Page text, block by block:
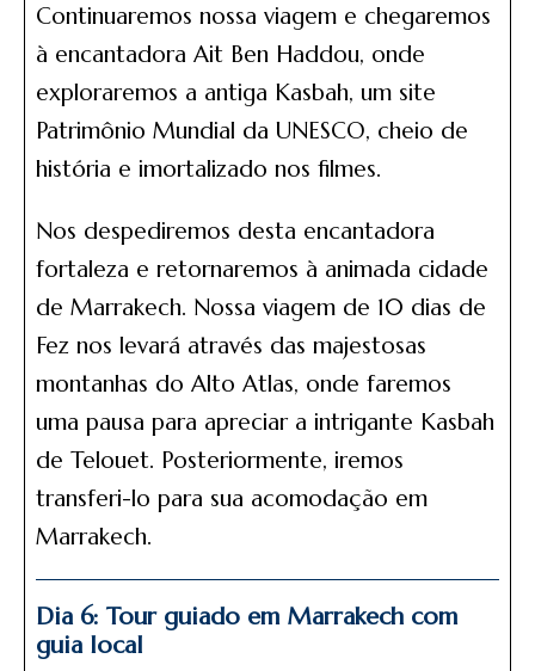
Continuaremos nossa viagem e chegaremos
à encantadora Ait Ben Haddou, onde
exploraremos a antiga Kasbah, um site
Patrimônio Mundial da UNESCO, cheio de
história e imortalizado nos filmes.
Nos despediremos desta encantadora
fortaleza e retornaremos à animada cidade
de Marrakech. Nossa viagem de 10 dias de
Fez nos levará através das majestosas
montanhas do Alto Atlas, onde faremos
uma pausa para apreciar a intrigante Kasbah
de Telouet. Posteriormente, iremos
transferi-lo para sua acomodação em
Marrakech.
Dia 6: Tour guiado em Marrakech com
guia local